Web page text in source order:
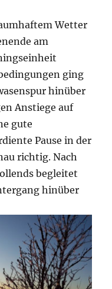
Wetter
am
ging
hinüber
Anstiege auf
gute
Pause in der
richtig. Nach
begleitet
hinüber